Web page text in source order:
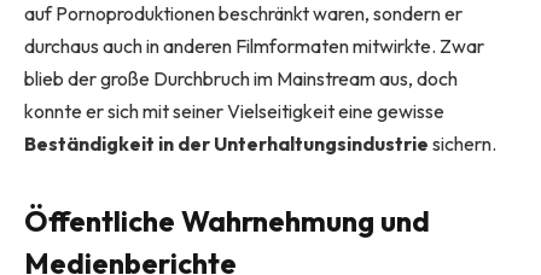
auf Pornoproduktionen beschränkt waren, sondern er
durchaus auch in anderen Filmformaten mitwirkte. Zwar
blieb der große Durchbruch im Mainstream aus, doch
konnte er sich mit seiner Vielseitigkeit eine gewisse
Beständigkeit in der Unterhaltungsindustrie sichern.
Öffentliche Wahrnehmung und
Medienberichte